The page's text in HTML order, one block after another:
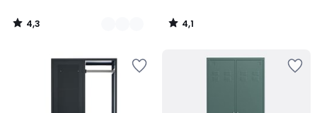
4,3
/
4,1
/